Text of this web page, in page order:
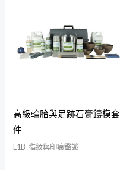
高級輪胎與足跡石膏鑄模套
件
L1B-指紋與印痕鑑識